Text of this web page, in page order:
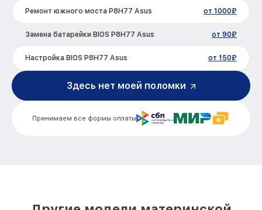
Ремонт южного моста P8H77 Asus от 1000₽
Замена батарейки BIOS P8H77 Asus от 90₽
Настройка BIOS P8H77 Asus от 150₽
Принимаем все формы оплаты
Здесь нет моей поломки